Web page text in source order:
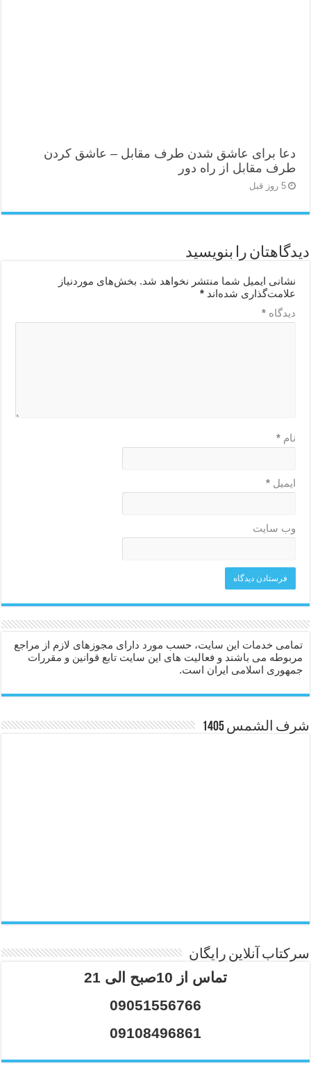
دعا برای عاشق شدن طرف مقابل – عاشق کردن
طرف مقابل از راه دور
5 روز قبل
دیدگاهتان را بنویسید
نشانی ایمیل شما منتشر نخواهد شد. بخش‌های موردنیاز
علامت‌گذاری شده‌اند*
دیدگاه*
نام*
ایمیل*
وب‌ سایت
تمامی خدمات این سایت، حسب مورد دارای مجوزهای لازم از مراجع
مربوطه می باشند و فعالیت های این سایت تابع قوانین و مقررات
جمهوری اسلامی ایران است.
شرف الشمس 1405
سرکتاب آنلاین رایگان
تماس از 10صبح الی 21
09051556766
09108496861